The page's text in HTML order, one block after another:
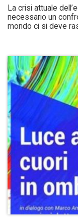
La crisi attuale
necessario un
mondo ci si deve